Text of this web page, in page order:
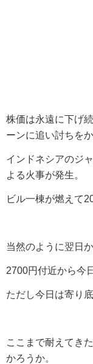
株価は永遠に下げ
ーンに追い討ちを
インドネシアのジ
よる火事が発生。
ビル一棟が燃えて
当然のように翌日
2700円付近から今
ただし今日は寄り
ここまで耐えてき
かろうか。